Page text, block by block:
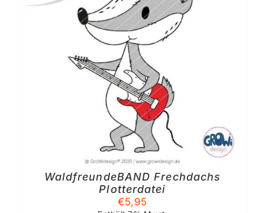
WaldfreundeBAND Frechdachs
Plotterdatei
€5,95